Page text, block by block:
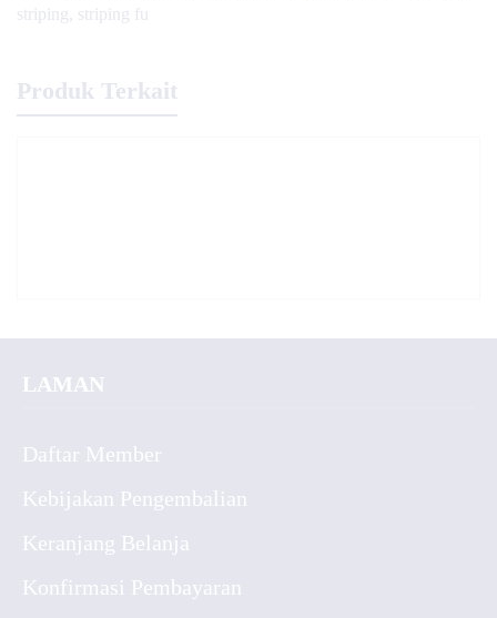
striping
striping fu
Produk Terkait
LAMAN
Daftar Member
Kebijakan Pengembalian
Keranjang Belanja
Konfirmasi Pembayaran